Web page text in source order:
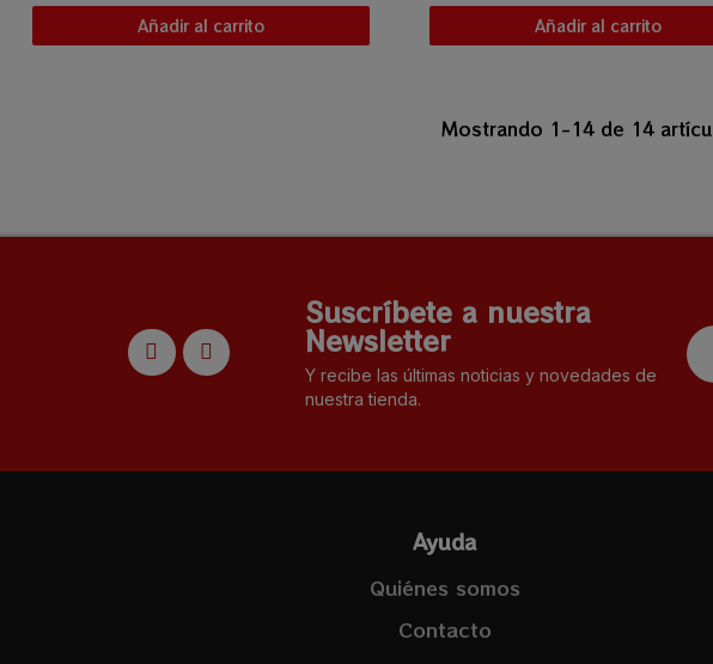
Añadir al carrito Añadir al carrito
Mostrando 1-14 de 14
Suscríbete a nuestra
Newsletter
Y recibe las últimas noticias y novedades de
nuestra tienda.
Ayuda
Quiénes somos
Contacto